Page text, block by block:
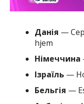
Данія —
hjem
Німеччина
Ізраїль —
Бельгія —